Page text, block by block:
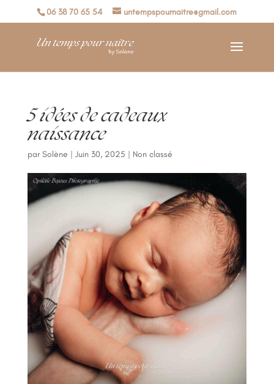
06 38 70 65 54 untempspournaitre@gmail.com
5 idées de cadeaux
naissance
parSolène | Juin 30, 2025 | Non classé